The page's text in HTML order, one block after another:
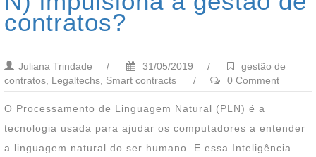
contratos?
Juliana Trindade / 31/05/2019 /
gestão de
contratos Legaltechs Smart contracts / 0 Comment
O Processamento de Linguagem Natural (PLN) é a
tecnologia usada para ajudar os computadores a entender
a linguagem natural do ser humano. E essa Inteligência